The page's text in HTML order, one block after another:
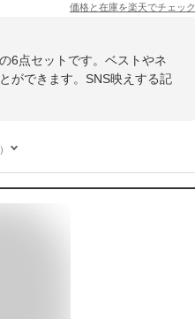
価格と在庫を楽天でチェック
6点セットです。ベストやネ
ができます。SNS映えする記